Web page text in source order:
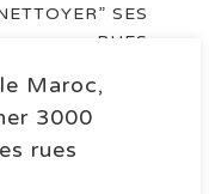
SES
RUES
Maroc,
3000
rues